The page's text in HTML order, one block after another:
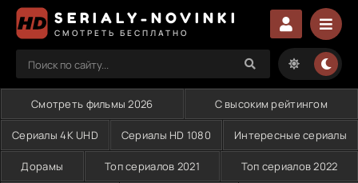
SERIALY-NOVINKI
СМОТРЕТЬ БЕСПЛАТНО
Смотреть фильмы 2026 С высоким рейтингом
Сериалы 4K UHD Сериалы HD 1080 Интересные сериалы
Дорамы Топ сериалов 2021 Топ сериалов 2022